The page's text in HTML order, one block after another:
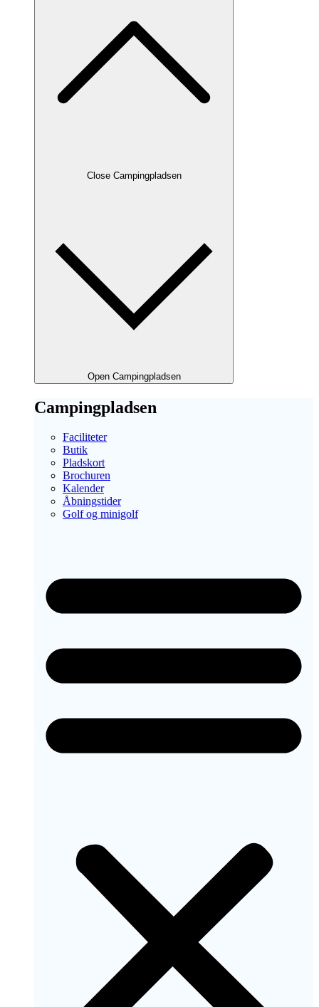
Close Campingpladsen
Open Campingpladsen
Campingpladsen
Faciliteter
Butik
Pladskort
Brochuren
Kalender
Åbningstider
Golf og minigolf